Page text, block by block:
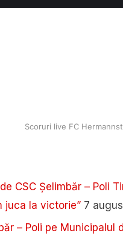
Scoruri live FC
CSC Șelimbăr – Poli
juca la victorie” 7
– Poli pe Municipalul